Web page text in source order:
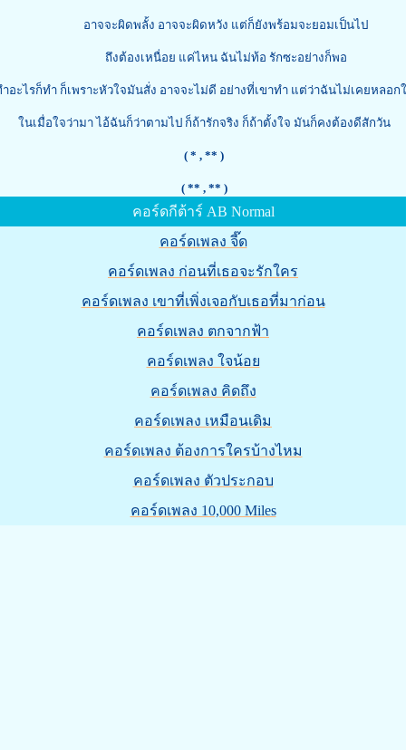
อาจจะผิดพลั้ง อาจจะผิดหวัง แต่ก็ยังพร้อมจะยอมเป็นไป
ถึงต้องเหนื่อย แค่ไหน ฉันไม่ท้อ รักซะอย่างก็พอ
อะไรก็ทำ ก็เพราะหัวใจมันสั่ง อาจจะไม่ดี อย่างที่เขาทำ แต่ว่าฉันไม่เคยหลอก
ในเมื่อใจว่ามา ไอ้ฉันก็ว่าตามไป ก็ถ้ารักจริง ก็ถ้าตั้งใจ มันก็คงต้องดีสักวัน
( * , ** )
( ** , ** )
คอร์ดกีต้าร์ AB Normal
คอร์ดเพลง จี๊ด
คอร์ดเพลง ก่อนที่เธอจะรักใคร
คอร์ดเพลง เขาที่เพิ่งเจอกับเธอที่มาก่อน
คอร์ดเพลง ตกจากฟ้า
คอร์ดเพลง ใจน้อย
คอร์ดเพลง คิดถึง
คอร์ดเพลง เหมือนเดิม
คอร์ดเพลง ต้องการใครบ้างไหม
คอร์ดเพลง ตัวประกอบ
คอร์ดเพลง 10,000 Miles